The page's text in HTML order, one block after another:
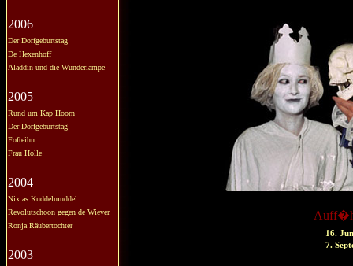
2006
Der Dorfgeburtstag
De Hexenhoff
Aladdin und die Wunderlampe
2005
Rund um Kap Hoorn
Der Dorfgeburtstag
Fofteihn
Frau Holle
2004
Nix as Kuddelmuddel
Revolutschoon gegen de Wiever
Ronja Räubertochter
2003
16.
7.